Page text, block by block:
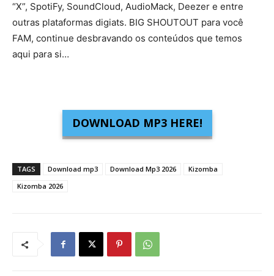
“X”, SpotiFy, SoundCloud, AudioMack, Deezer e entre
outras plataformas digiats. BIG SHOUTOUT para você
FAM, continue desbravando os conteúdos que temos
aqui para si…
DOWNLOAD MP3 HERE!
TAGS Download mp3 Download Mp3 2026
Kizomba
Kizomba 2026